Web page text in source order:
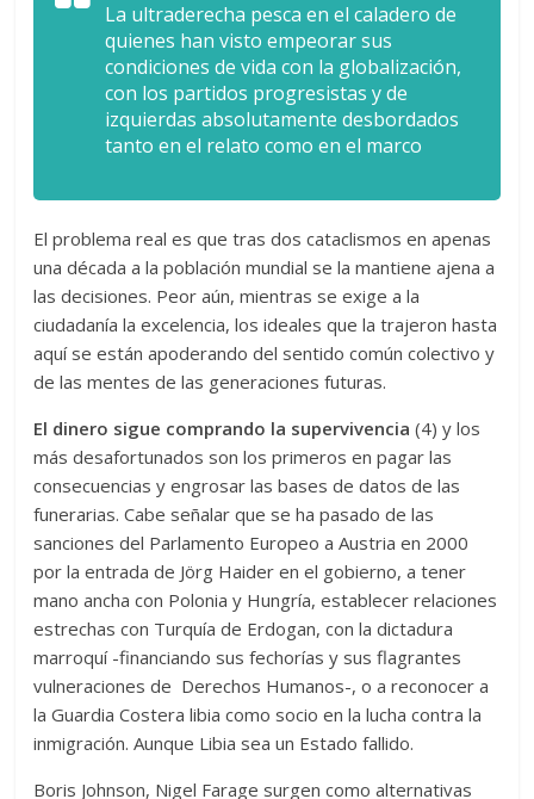
La ultraderecha pesca en el caladero de
quienes han visto empeorar sus
condiciones de vida con la globalización,
con los partidos progresistas y de
izquierdas absolutamente desbordados
tanto en el relato como en el marco
El problema real es que tras dos cataclismos en apenas
una década a la población mundial se la mantiene ajena a
las decisiones. Peor aún, mientras se exige a la
ciudadanía la excelencia, los ideales que la trajeron hasta
aquí se están apoderando del sentido común colectivo y
de las mentes de las generaciones futuras.
El dinero sigue comprando la supervivencia (4) y los
más desafortunados son los primeros en pagar las
consecuencias y engrosar las bases de datos de las
funerarias. Cabe señalar que se ha pasado de las
sanciones del Parlamento Europeo a Austria en 2000
por la entrada de Jörg Haider en el gobierno, a tener
mano ancha con Polonia y Hungría, establecer relaciones
estrechas con Turquía de Erdogan, con la dictadura
marroquí -financiando sus fechorías y sus flagrantes
vulneraciones de Derechos Humanos-, o a reconocer a
la Guardia Costera libia como socio en la lucha contra la
inmigración. Aunque Libia sea un Estado fallido.
Boris Johnson, Nigel Farage surgen como alternativas